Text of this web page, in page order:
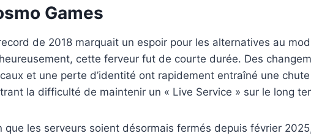
Games
de 2018 marquait un espoir pour les alternatives au
cette ferveur fut de courte durée. Des
et une perte d’identité ont rapidement entraîné une
la difficulté de maintenir un « Live Service » sur le long
que les serveurs soient désormais fermés depuis février